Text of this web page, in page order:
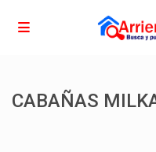
CABAÑAS